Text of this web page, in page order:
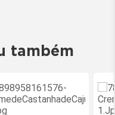
também